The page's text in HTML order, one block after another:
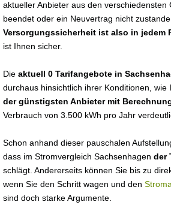
aktueller Anbieter aus den verschiedensten
beendet oder ein Neuvertrag nicht
Versorgungssicherheit ist also in jedem
ist Ihnen sicher.
Die aktuell 0 Tarifangebote in
durchaus hinsichtlich ihrer Konditionen, wie
der günstigsten Anbieter mit
Verbrauch von 3.500 kWh pro Jahr
Schon anhand dieser pauschalen
dass im Stromvergleich Sachsenhagen der
schlägt. Andererseits können Sie bis zu
wenn Sie den Schritt wagen und den
sind doch starke Argumente.